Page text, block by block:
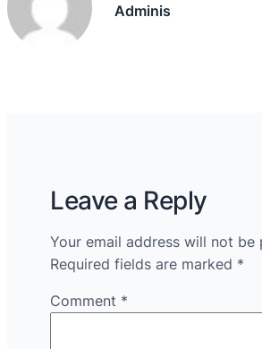
Adminis
Leave a Reply
Your email address will not be
Required fields are marked *
Comment *